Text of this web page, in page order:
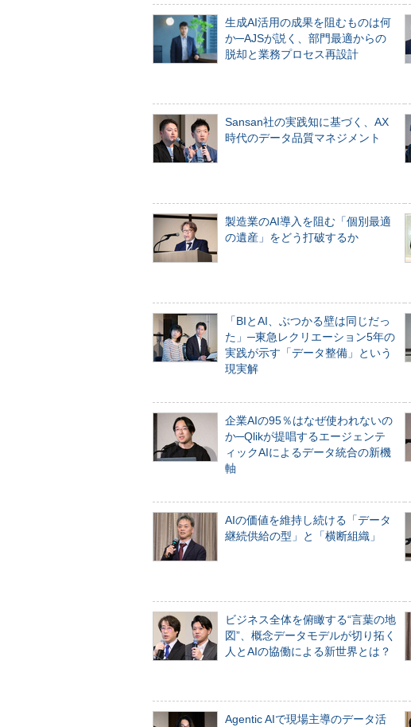
生成AI活用の成果を阻むものは何
か─AJSが説く、部門最適からの
脱却と業務プロセス再設計
Sansan社の実践知に基づく、AX
時代のデータ品質マネジメント
製造業のAI導入を阻む「個別最適
の遺産」をどう打破するか
「BIとAI、ぶつかる壁は同じだっ
た」─東急レクリエーション5年の
実践が示す「データ整備」という
現実解
企業AIの95％はなぜ使われないの
か─Qlikが提唱するエージェンテ
ィックAIによるデータ統合の新機
軸
AIの価値を維持し続ける「データ
継続供給の型」と「横断組織」
ビジネス全体を俯瞰する“言葉の地
図”、概念データモデルが切り拓く
人とAIの協働による新世界とは？
Agentic AIで現場主導のデータ活